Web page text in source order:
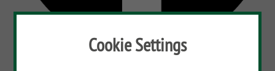
Cookie Settings